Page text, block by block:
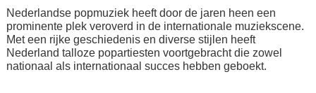
Nederlandse popmuziek heeft door de jaren heen een
prominente plek veroverd in de internationale muziekscene.
Met een rijke geschiedenis en diverse stijlen heeft
Nederland talloze popartiesten voortgebracht die zowel
nationaal als internationaal succes hebben geboekt.